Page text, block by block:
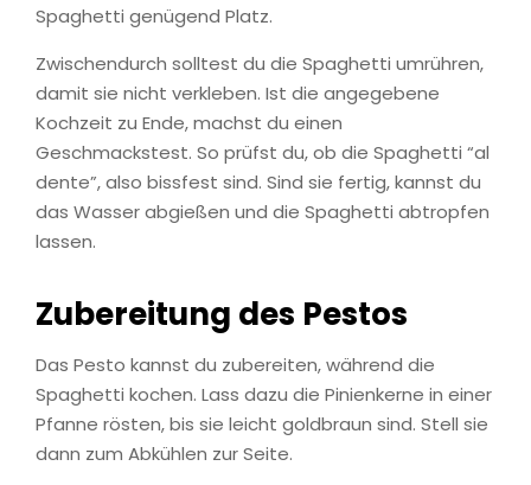
Spaghetti genügend Platz.
Zwischendurch solltest du die Spaghetti umrühren,
damit sie nicht verkleben. Ist die angegebene
Kochzeit zu Ende, machst du einen
Geschmackstest. So prüfst du, ob die Spaghetti “al
dente”, also bissfest sind. Sind sie fertig, kannst du
das Wasser abgießen und die Spaghetti abtropfen
lassen.
Zubereitung des Pestos
Das Pesto kannst du zubereiten, während die
Spaghetti kochen. Lass dazu die Pinienkerne in einer
Pfanne rösten, bis sie leicht goldbraun sind. Stell sie
dann zum Abkühlen zur Seite.